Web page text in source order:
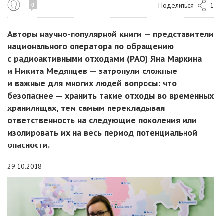
0 Поделиться 1
Авторы научно-популярной книги — представители
национального оператора по обращению
c радиоактивными отходами (РАО) Яна Маркина
и Никита Медянцев — затронули сложные
и важные для многих людей вопросы: что
безопаснее — хранить такие отходы во временных
хранилищах, тем самым перекладывая
ответственность на следующие поколения или
изолировать их на весь период потенциальной
опасности.
29.10.2018